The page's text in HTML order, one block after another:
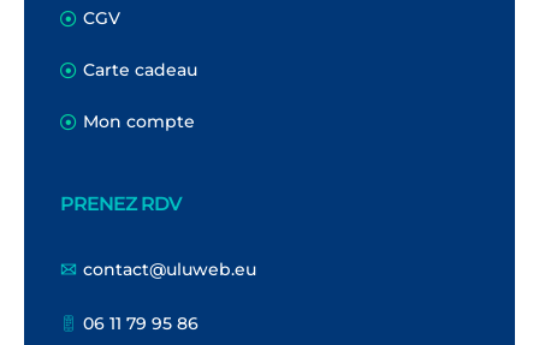
CGV
Carte cadeau
Mon compte
PRENEZ RDV
contact@uluweb.eu
06 11 79 95 86